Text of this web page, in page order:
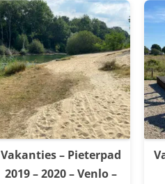
Vakanties – Pieterpad
2019 – 2020 – Venlo –